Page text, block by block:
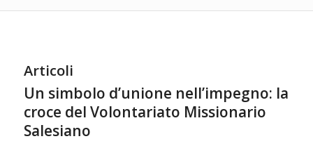
Articoli
Un simbolo d’unione nell’impegno: la
croce del Volontariato Missionario
Salesiano